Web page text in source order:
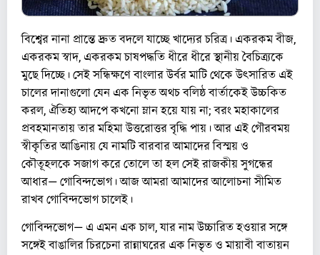
বিশ্বের নানা প্রান্তে দ্রুত বদলে যাচ্ছে খাদ্যের চরিত্র। একরকম বীজ,
একরকম স্বাদ, একরকম চাষপদ্ধতি ধীরে ধীরে স্থানীয় বৈচিত্র্যকে
মুছে দিচ্ছে। সেই সন্ধিক্ষণে বাংলার উর্বর মাটি থেকে উৎসারিত এই
চালের দানাগুলো যেন এক নিভৃত অথচ বলিষ্ঠ বার্তাকেই উচ্চকিত
করল, ঐতিহ্য আদপে কখনো ম্লান হয়ে যায় না; বরং মহাকালের
প্রবহমানতায় তার মহিমা উত্তরোত্তর বৃদ্ধি পায়। আর এই গৌরবময়
স্বীকৃতির আঙিনায় যে নামটি বারবার আমাদের বিস্ময় ও
কৌতূহলকে সজাগ করে তোলে তা হল সেই রাজকীয় সুগন্ধের
আধার— গোবিন্দভোগ। আজ আমরা আমাদের আলোচনা সীমিত
রাখব গোবিন্দভোগ চালেই।
গোবিন্দভোগ— এ এমন এক চাল, যার নাম উচ্চারিত হওয়ার সঙ্গে
সঙ্গেই বাঙালির চিরচেনা রান্নাঘরের এক নিভৃত ও মায়াবী বাতায়ন